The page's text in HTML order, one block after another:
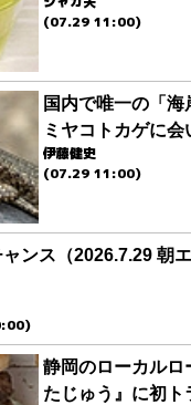
(07.29 11:00)
国内で唯一の「海
ミヤコトカゲに会
伊藤健史
(07.29 11:00)
ンス（2026.7.29 朝
静岡のローカルロ
たじゅう』に初ト